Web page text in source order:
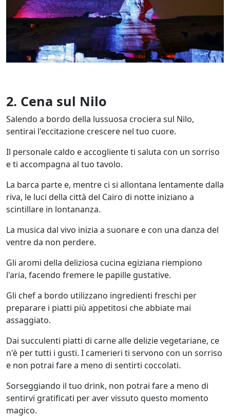
2. Cena sul Nilo
Salendo a bordo della lussuosa crociera sul Nilo,
sentirai l'eccitazione crescere nel tuo cuore.
Il personale caldo e accogliente ti saluta con un sorriso
e ti accompagna al tuo tavolo.
La barca parte e, mentre ci si allontana lentamente dalla
riva, le luci della città del Cairo di notte iniziano a
scintillare in lontananza.
La musica dal vivo inizia a suonare e con una danza del
ventre da non perdere.
Gli aromi della deliziosa cucina egiziana riempiono
l'aria, facendo fremere le papille gustative.
Gli chef a bordo utilizzano ingredienti freschi per
preparare i piatti più appetitosi che abbiate mai
assaggiato.
Dai succulenti piatti di carne alle delizie vegetariane, ce
n'è per tutti i gusti. I camerieri ti servono con un sorriso
e non potrai fare a meno di sentirti coccolati.
Sorseggiando il tuo drink, non potrai fare a meno di
sentirvi gratificati per aver vissuto questo momento
magico.